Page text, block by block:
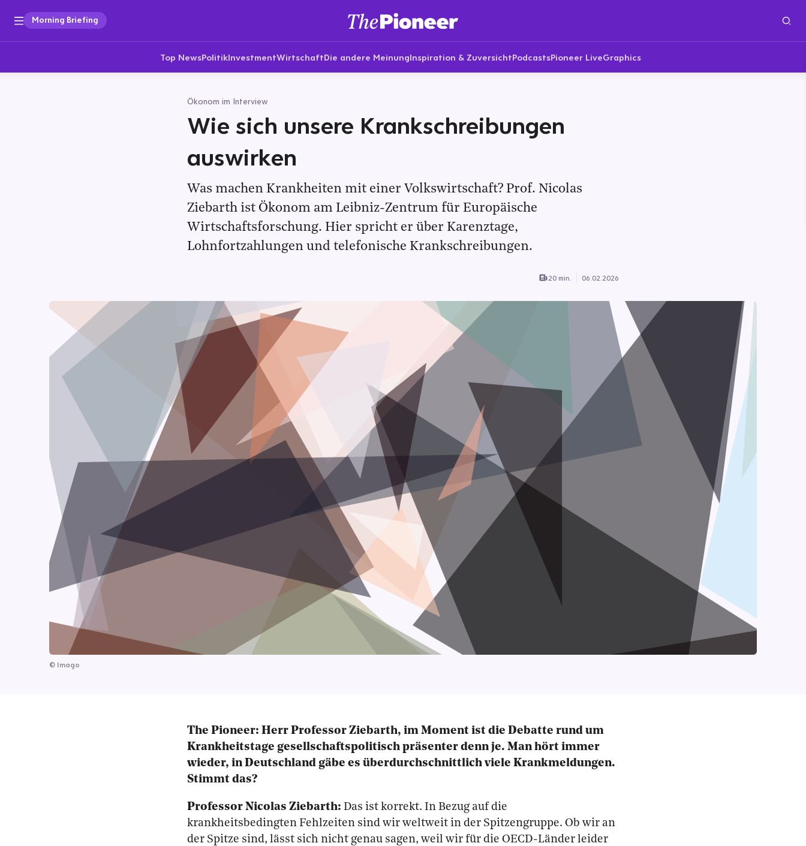
Morning Briefing
Top NewsPolitikInvestmentWirtschaftDie andere MeinungInspiration & ZuversichtPodcastsPioneer LiveGraphics
Ökonom im Interview
Wie sich unsere Krankschreibungen
auswirken
Was machen Krankheiten mit einer Volkswirtschaft? Prof. Nicolas
Ziebarth ist Ökonom am Leibniz-Zentrum für Europäische
Wirtschaftsforschung. Hier spricht er über Karenztage,
Lohnfortzahlungen und telefonische Krankschreibungen.
20 min. 06.02.2026
© Imago
The Pioneer: Herr Professor Ziebarth, im Moment ist die Debatte rund um
Krankheitstage gesellschaftspolitisch präsenter denn je. Man hört immer
wieder, in Deutschland gäbe es überdurchschnittlich viele Krankmeldungen.
Stimmt das?
Professor Nicolas Ziebarth: Das ist korrekt. In Bezug auf die
krankheitsbedingten Fehlzeiten sind wir weltweit in der Spitzengruppe. Ob wir an
der Spitze sind, lässt sich nicht genau sagen, weil wir für die OECD-Länder leider